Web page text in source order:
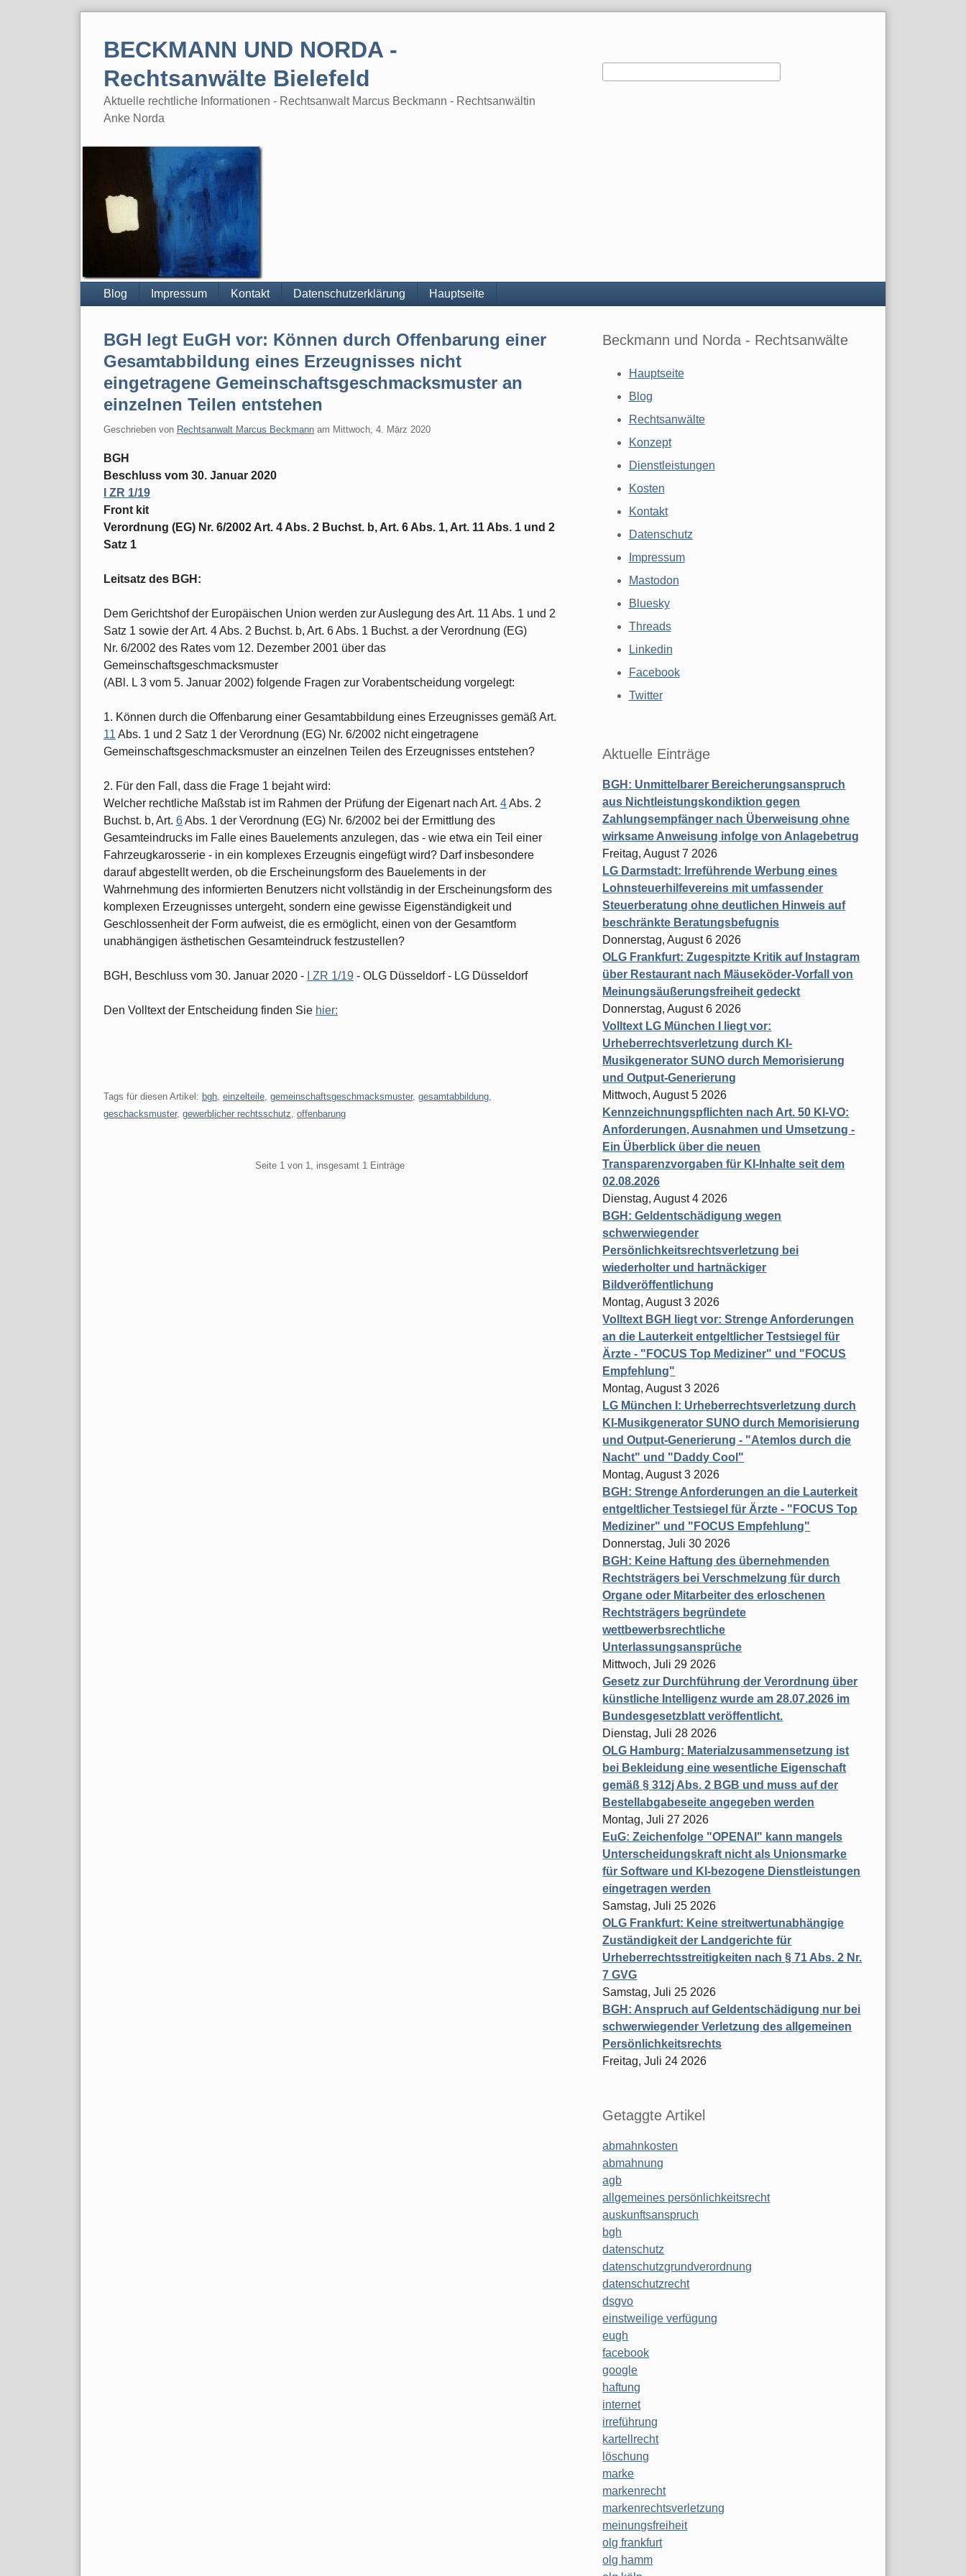
BECKMANN UND NORDA -
Rechtsanwälte Bielefeld
Aktuelle rechtliche Informationen - Rechtsanwalt Marcus Beckmann - Rechtsanwältin
Anke Norda
Blog Impressum Kontakt Datenschutzerklärung Hauptseite
BGH legt EuGH vor: Können durch Offenbarung einer
Gesamtabbildung eines Erzeugnisses nicht
eingetragene Gemeinschaftsgeschmacksmuster an
einzelnen Teilen entstehen
Geschrieben von Rechtsanwalt Marcus Beckmann am Mittwoch, 4. März 2020
BGH
Beschluss vom 30. Januar 2020
I ZR 1/19
Front kit
Verordnung (EG) Nr. 6/2002 Art. 4 Abs. 2 Buchst. b, Art. 6 Abs. 1, Art. 11 Abs. 1 und 2
Satz 1
Leitsatz des BGH:
Dem Gerichtshof der Europäischen Union werden zur Auslegung des Art. 11 Abs. 1 und 2
Satz 1 sowie der Art. 4 Abs. 2 Buchst. b, Art. 6 Abs. 1 Buchst. a der Verordnung (EG)
Nr. 6/2002 des Rates vom 12. Dezember 2001 über das
Gemeinschaftsgeschmacksmuster
(ABl. L 3 vom 5. Januar 2002) folgende Fragen zur Vorabentscheidung vorgelegt:
1. Können durch die Offenbarung einer Gesamtabbildung eines Erzeugnisses gemäß Art.
11 Abs. 1 und 2 Satz 1 der Verordnung (EG) Nr. 6/2002 nicht eingetragene
Gemeinschaftsgeschmacksmuster an einzelnen Teilen des Erzeugnisses entstehen?
2. Für den Fall, dass die Frage 1 bejaht wird:
Welcher rechtliche Maßstab ist im Rahmen der Prüfung der Eigenart nach Art. 4Abs. 2
Buchst. b, Art. 6Abs. 1 der Verordnung (EG) Nr. 6/2002 bei der Ermittlung des
Gesamteindrucks im Falle eines Bauelements anzulegen, das - wie etwa ein Teil einer
Fahrzeugkarosserie - in ein komplexes Erzeugnis eingefügt wird? Darf insbesondere
darauf abgestellt werden, ob die Erscheinungsform des Bauelements in der
Wahrnehmung des informierten Benutzers nicht vollständig in der Erscheinungsform des
komplexen Erzeugnisses untergeht, sondern eine gewisse Eigenständigkeit und
Geschlossenheit der Form aufweist, die es ermöglicht, einen von der Gesamtform
unabhängigen ästhetischen Gesamteindruck festzustellen?
BGH, Beschluss vom 30. Januar 2020 - I ZR 1/19 - OLG Düsseldorf - LG Düsseldorf
Den Volltext der Entscheidung finden Sie hier:
Tags für diesen Artikel: bgh einzelteile gemeinschaftsgeschmacksmuster, gesamtabbildung
geschacksmuster, gewerblicher rechtsschutz offenbarung
Seite 1 von 1, insgesamt 1 Einträge
Beckmann und Norda - Rechtsanwälte
Hauptseite
Blog
Rechtsanwälte
Konzept
Dienstleistungen
Kosten
Kontakt
Datenschutz
Impressum
Mastodon
Bluesky
Threads
Linkedin
Facebook
Twitter
Aktuelle Einträge
BGH: Unmittelbarer Bereicherungsanspruch
aus Nichtleistungskondiktion gegen
Zahlungsempfänger nach Überweisung ohne
wirksame Anweisung infolge von Anlagebetrug
Freitag, August 7 2026
LG Darmstadt: Irreführende Werbung eines
Lohnsteuerhilfevereins mit umfassender
Steuerberatung ohne deutlichen Hinweis auf
beschränkte Beratungsbefugnis
Donnerstag, August 6 2026
OLG Frankfurt: Zugespitzte Kritik auf Instagram
über Restaurant nach Mäuseköder-Vorfall von
Meinungsäußerungsfreiheit gedeckt
Donnerstag, August 6 2026
Volltext LG München I liegt vor:
Urheberrechtsverletzung durch KI-
Musikgenerator SUNO durch Memorisierung
und Output-Generierung
Mittwoch, August 5 2026
Kennzeichnungspflichten nach Art. 50 KI-VO:
Anforderungen, Ausnahmen und Umsetzung -
Ein Überblick über die neuen
Transparenzvorgaben für KI-Inhalte seit dem
02.08.2026
Dienstag, August 4 2026
BGH: Geldentschädigung wegen
schwerwiegender
Persönlichkeitsrechtsverletzung bei
wiederholter und hartnäckiger
Bildveröffentlichung
Montag, August 3 2026
Volltext BGH liegt vor: Strenge Anforderungen
an die Lauterkeit entgeltlicher Testsiegel für
Ärzte - "FOCUS Top Mediziner" und "FOCUS
Empfehlung"
Montag, August 3 2026
LG München I: Urheberrechtsverletzung durch
KI-Musikgenerator SUNO durch Memorisierung
und Output-Generierung - "Atemlos durch die
Nacht" und "Daddy Cool"
Montag, August 3 2026
BGH: Strenge Anforderungen an die Lauterkeit
entgeltlicher Testsiegel für Ärzte - "FOCUS Top
Mediziner" und "FOCUS Empfehlung"
Donnerstag, Juli 30 2026
BGH: Keine Haftung des übernehmenden
Rechtsträgers bei Verschmelzung für durch
Organe oder Mitarbeiter des erloschenen
Rechtsträgers begründete
wettbewerbsrechtliche
Unterlassungsansprüche
Mittwoch, Juli 29 2026
Gesetz zur Durchführung der Verordnung über
künstliche Intelligenz wurde am 28.07.2026 im
Bundesgesetzblatt veröffentlicht.
Dienstag, Juli 28 2026
OLG Hamburg: Materialzusammensetzung ist
bei Bekleidung eine wesentliche Eigenschaft
gemäß § 312j Abs. 2 BGB und muss auf der
Bestellabgabeseite angegeben werden
Montag, Juli 27 2026
EuG: Zeichenfolge "OPENAI" kann mangels
Unterscheidungskraft nicht als Unionsmarke
für Software und KI-bezogene Dienstleistungen
eingetragen werden
Samstag, Juli 25 2026
OLG Frankfurt: Keine streitwertunabhängige
Zuständigkeit der Landgerichte für
Urheberrechtsstreitigkeiten nach § 71 Abs. 2 Nr.
7 GVG
Samstag, Juli 25 2026
BGH: Anspruch auf Geldentschädigung nur bei
schwerwiegender Verletzung des allgemeinen
Persönlichkeitsrechts
Freitag, Juli 24 2026
Getaggte Artikel
abmahnkosten
abmahnung
agb
allgemeines persönlichkeitsrecht
auskunftsanspruch
bgh
datenschutz
datenschutzgrundverordnung
datenschutzrecht
dsgvo
einstweilige verfügung
eugh
facebook
google
haftung
internet
irreführung
kartellrecht
löschung
marke
markenrecht
markenrechtsverletzung
meinungsfreiheit
olg frankfurt
olg hamm